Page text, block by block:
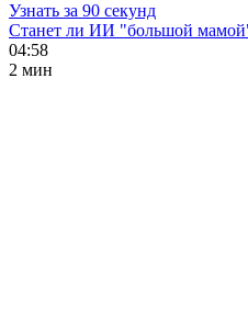
Узнать за 90 секунд
Станет ли ИИ "большой
04:58
2 мин